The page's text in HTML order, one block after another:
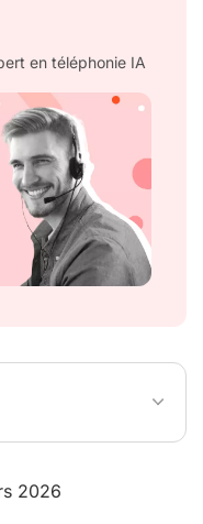
en téléphonie IA
pertinents
2026